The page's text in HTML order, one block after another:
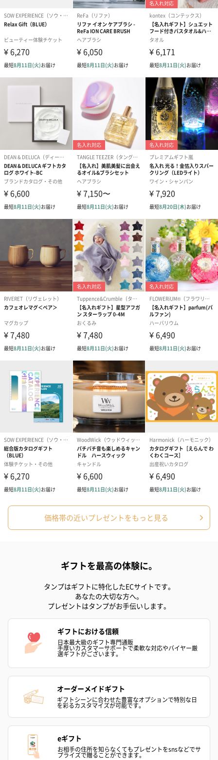
価格帯の近いプレゼントをもっと見る
ギフトを最高の体験に。
タンプはギフトに特化したECサイトです。
あなたの大切な方へ。
プレゼントはタンプがお手伝いします。
ギフトにおける信頼
日本最大級のギフト専門通販
手厚いカスタマーサポートで柔軟な対応やバイヤー厳
選ギフトがございます。
オーダーメイドギフト
ギフトシーンに合わせた豊富なオプションで特別な日
を彩るカスタマイズが可能です。
eギフト
お相手の住所を知らなくてもプレゼントをsnsなどでサ
プライズで贈ることができます。